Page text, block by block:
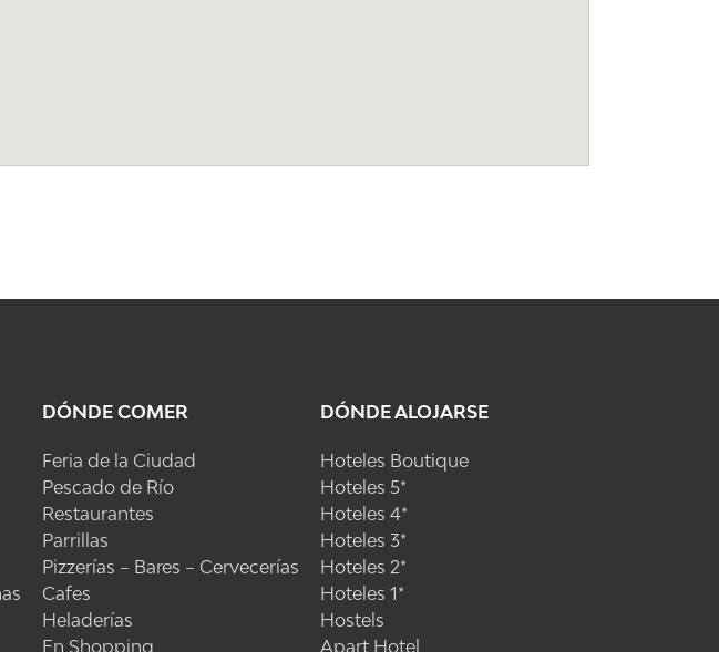
DÓNDE COMER
Feria de la Ciudad
Pescado de Río
Restaurantes
Parrillas
Pizzerías – Bares – Cervecerías
Cafes
Heladerías
En Shopping
DÓNDE ALOJARSE
Hoteles Boutique
Hoteles 5*
Hoteles 4*
Hoteles 3*
Hoteles 2*
Hoteles 1*
Hostels
Apart Hotel